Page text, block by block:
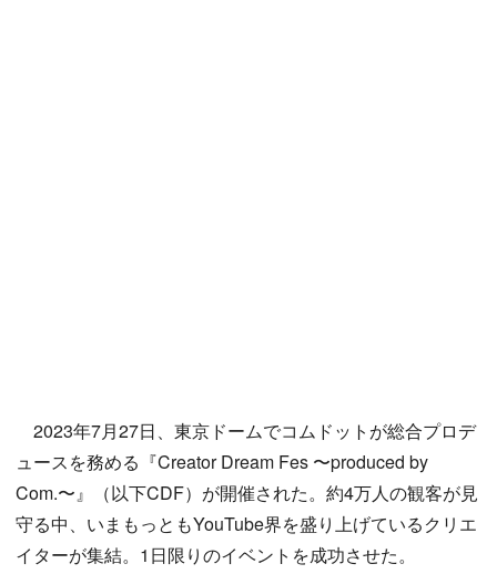
2023年7月27日、東京ドームでコムドットが総合プロデ
ュースを務める『Creator Dream Fes 〜produced by
Com.〜』（以下CDF）が開催された。約4万人の観客が見
守る中、いまもっともYouTube界を盛り上げているクリエ
イターが集結。1日限りのイベントを成功させた。